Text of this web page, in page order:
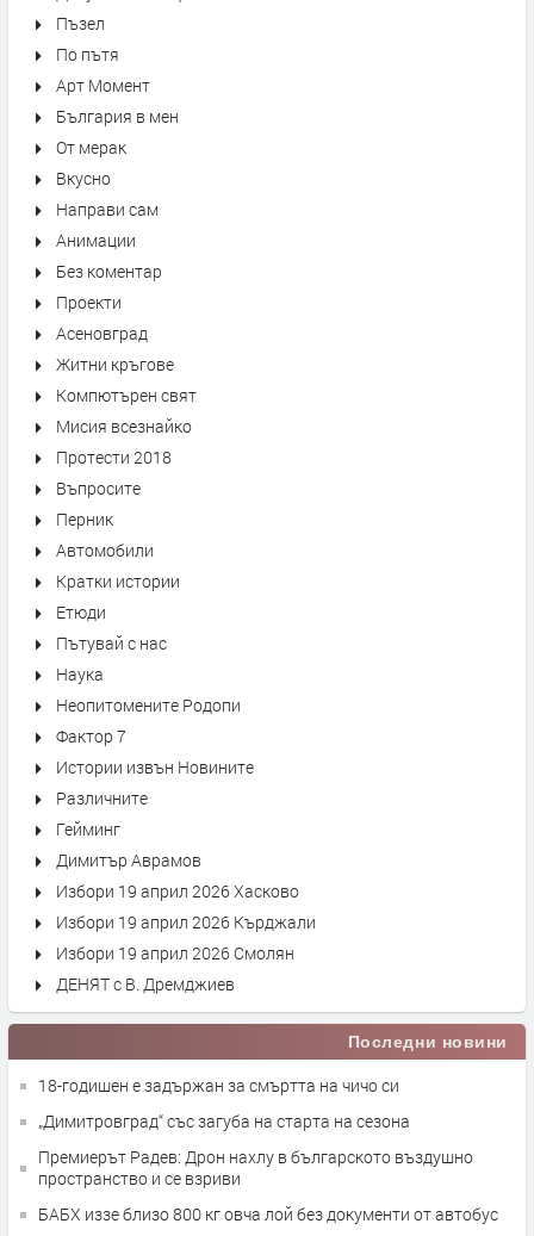
Пъзел
По пътя
Арт Момент
България в мен
От мерак
Вкусно
Направи сам
Анимации
Без коментар
Проекти
Асеновград
Житни кръгове
Компютърен свят
Мисия всезнайко
Протести 2018
Въпросите
Перник
Автомобили
Кратки истории
Етюди
Пътувай с нас
Наука
Неопитомените Родопи
Фактор 7
Истории извън Новините
Различните
Гейминг
Димитър Аврамов
Избори 19 април 2026 Хасково
Избори 19 април 2026 Кърджали
Избори 19 април 2026 Смолян
ДЕНЯТ с В. Дремджиев
Последни новини
18-годишен е задържан за смъртта на чичо си
„Димитровград“ със загуба на старта на сезона
Премиерът Радев: Дрон нахлу в българското въздушно
пространство и се взриви
БАБХ иззе близо 800 кг овча лой без документи от автобус